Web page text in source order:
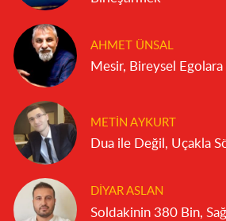
AHMET ÜNSAL
Mesir, Bireysel
METIN AYKURT
Dua ile Değil, Uçakla
DIYAR ASLAN
Soldakinin 380 Bin,